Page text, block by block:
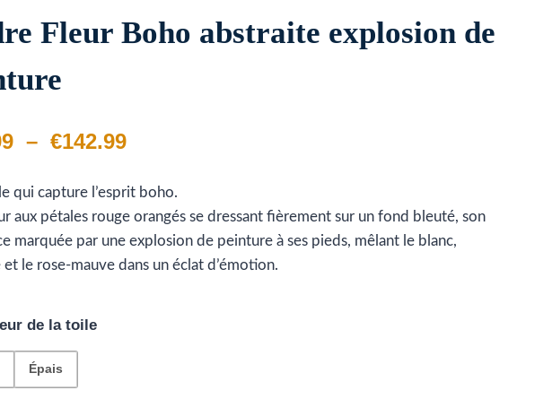
Fleur Boho abstraite explosion de
– €142.99Plage
prix :
€29.99
à
qui capture l’esprit boho.
aux pétales rouge orangés se dressant fièrement sur un fond bleuté, son
marquée par une explosion de peinture à ses pieds, mêlant le blanc,
et le rose-mauve dans un éclat d’émotion.
de la toile
Épais